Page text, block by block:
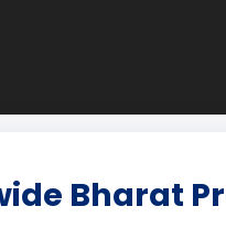
Bharat